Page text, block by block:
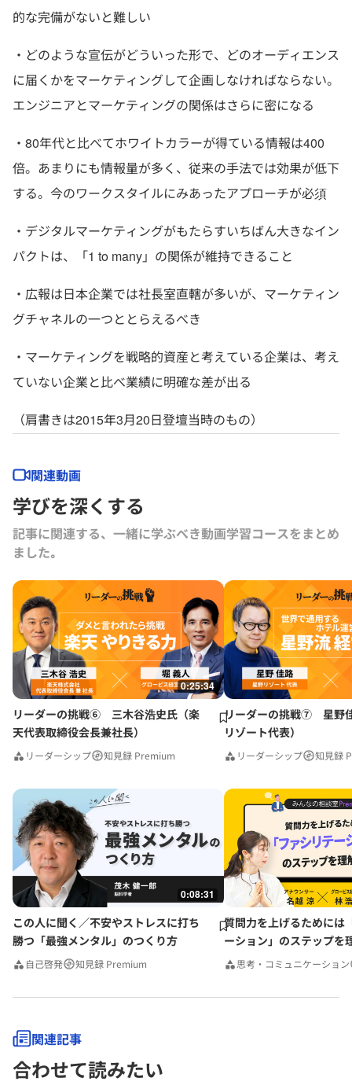
的な完備がないと難しい
・どのような宣伝がどういった形で、どのオーディエンス
に届くかをマーケティングして企画しなければならない。
エンジニアとマーケティングの関係はさらに密になる
・80年代と比べてホワイトカラーが得ている情報は400
倍。あまりにも情報量が多く、従来の手法では効果が低下
する。今のワークスタイルにみあったアプローチが必須
・デジタルマーケティングがもたらすいちばん大きなイン
パクトは、「1 to many」の関係が維持できること
・広報は日本企業では社長室直轄が多いが、マーケティン
グチャネルの一つととらえるべき
・マーケティングを戦略的資産と考えている企業は、考え
ていない企業と比べ業績に明確な差が出る
（肩書きは2015年3月20日登壇当時のもの）
関連動画
学びを深くする
記事に関連する、一緒に学ぶべき動画学習コースをまとめ
ました｡
0:25:34
リーダーの挑戦⑥ 三木谷浩史氏（楽
天代表取締役会長兼社長）
リーダーシップ 知見録 Premium
リーダーの挑戦⑦ 星野
リゾート代表）
リーダーシップ 知見録
0:08:31
この人に聞く／不安やストレスに打ち
勝つ「最強メンタル」のつくり方
自己啓発 知見録 Premium
質問力を上げるためには
ーション」のステップを
みんなの相談室Premium
思考・コミュニケーション
関連記事
合わせて読みたい